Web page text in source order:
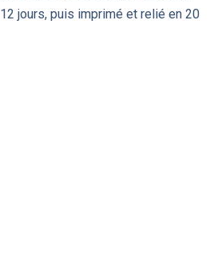
jours, puis imprimé et relié en 20